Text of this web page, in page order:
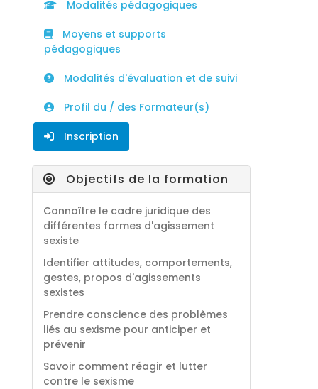
Modalités pédagogiques
Moyens et supports
pédagogiques
Modalités d'évaluation et de suivi
Profil du / des Formateur(s)
Inscription
Objectifs de la formation
Connaître le cadre juridique des
différentes formes d'agissement
sexiste
Identifier attitudes, comportements,
gestes, propos d'agissements
sexistes
Prendre conscience des problèmes
liés au sexisme pour anticiper et
prévenir
Savoir comment réagir et lutter
contre le sexisme